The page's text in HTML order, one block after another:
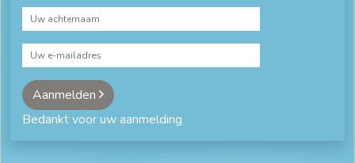
Aanmelden
Bedankt voor uw aanmelding